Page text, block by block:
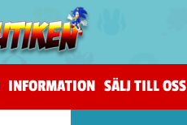
INFORMATION SÄLJ TILL OSS